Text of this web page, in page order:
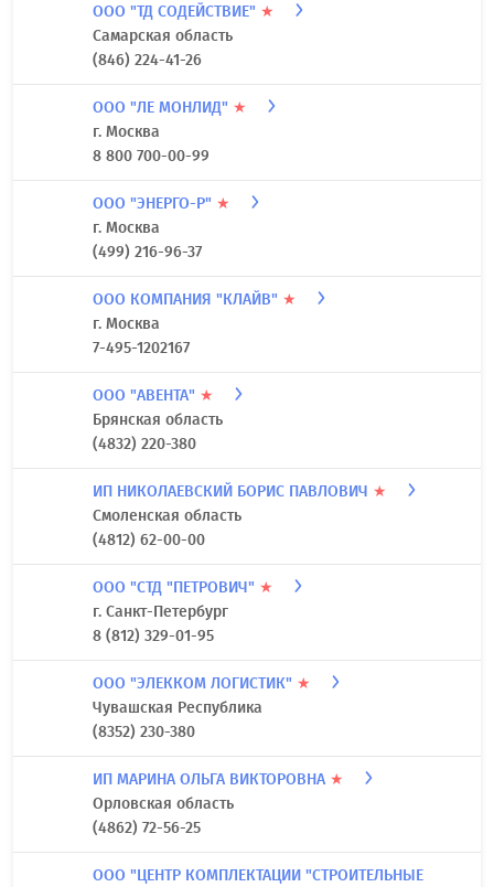
ООО "ТД СОДЕЙСТВИЕ" ★
Самарская область
(846) 224-41-26
ООО "ЛЕ МОНЛИД" ★
г. Москва
8 800 700-00-99
ООО "ЭНЕРГО-Р" ★
г. Москва
(499) 216-96-37
ООО КОМПАНИЯ "КЛАЙВ" ★
г. Москва
7-495-1202167
ООО "АВЕНТА" ★
Брянская область
(4832) 220-380
ИП НИКОЛАЕВСКИЙ БОРИС ПАВЛОВИЧ ★
Смоленская область
(4812) 62-00-00
ООО "СТД "ПЕТРОВИЧ" ★
г. Санкт-Петербург
8 (812) 329-01-95
ООО "ЭЛЕККОМ ЛОГИСТИК" ★
Чувашская Республика
(8352) 230-380
ИП МАРИНА ОЛЬГА ВИКТОРОВНА ★
Орловская область
(4862) 72-56-25
ООО "ЦЕНТР КОМПЛЕКТАЦИИ "СТРОИТЕЛЬНЫЕ